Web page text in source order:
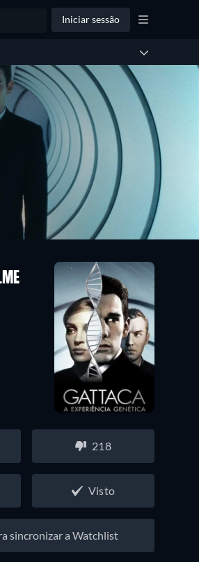
Iniciar sessão
218
Visto
sincronizar a Watchlist